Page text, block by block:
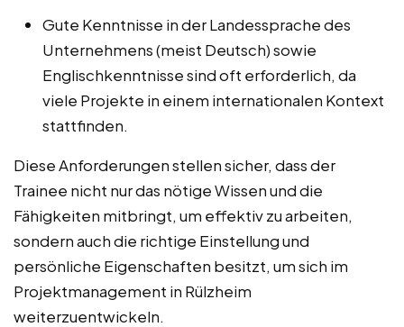
Gute Kenntnisse in der Landessprache des
Unternehmens (meist Deutsch) sowie
Englischkenntnisse sind oft erforderlich, da
viele Projekte in einem internationalen Kontext
stattfinden.
Diese Anforderungen stellen sicher, dass der
Trainee nicht nur das nötige Wissen und die
Fähigkeiten mitbringt, um effektiv zu arbeiten,
sondern auch die richtige Einstellung und
persönliche Eigenschaften besitzt, um sich im
Projektmanagement in Rülzheim
weiterzuentwickeln.